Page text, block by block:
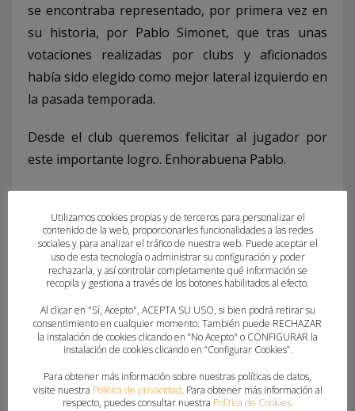
se encontraba representado, por primera vez en
su historia, por Pablo Simonet, que tras unas
votaciones realizadas por clubs y aficionados
había sido elegido como mejor lateral izquierdo en
la pasada temporada.
Desde el club queremos felicitar al jugador por
este importante logro. Enhorabuena Pablo.
What you can read next
Utilizamos cookies propias y de terceros para personalizar el
contenido de la web, proporcionarles funcionalidades a las redes
sociales y para analizar el tráfico de nuestra web. Puede aceptar el
uso de esta tecnología o administrar su configuración y poder
rechazarla, y así controlar completamente qué información se
recopila y gestiona a través de los botones habilitados al efecto.
Al clicar en "Sí, Acepto", ACEPTA SU USO, si bien podrá retirar su
consentimiento en cualquier momento. También puede RECHAZAR
la instalación de cookies clicando en “No Acepto" o CONFIGURAR la
instalación de cookies clicando en “Configurar Cookies”.
Para obtener más información sobre nuestras políticas de datos,
visite nuestra Política de privacidad. Para obtener más información al
respecto, puedes consultar nuestra Política de Cookies.